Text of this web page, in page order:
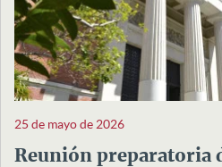
25 de mayo de 2026
Reunión preparatoria